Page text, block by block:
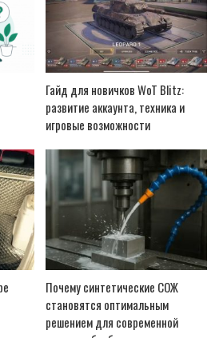
Гайд для новичков WoT Blitz:
развитие аккаунта, техника и
игровые возможности
Почему синтетические СОЖ
становятся оптимальным
решением для современной